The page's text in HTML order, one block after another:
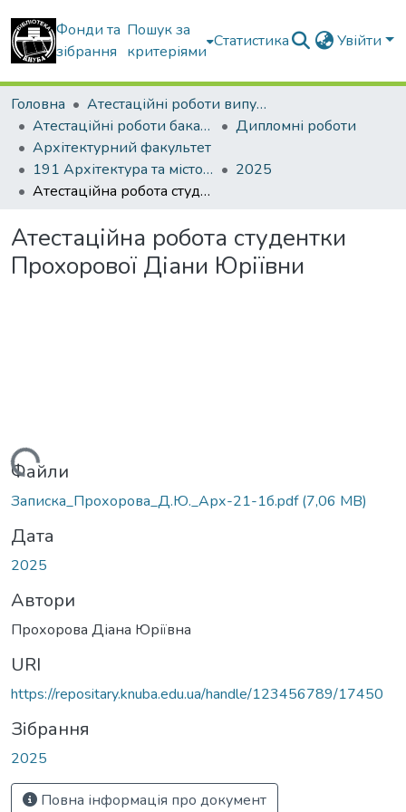
Фонди та
зібрання
Пошук за
критеріями
Статистика Увійти
Головна
Атестаційні роботи випускників
Атестаційні роботи бакалаврів
Дипломні роботи
Архітектурний факультет
191 Архітектура та містобудування
2025
Атестаційна робота студентки Прохорової Діани Юріївни
Атестаційна робота студентки
Прохорової Діани Юріївни
Вантажиться...
Файли
Записка_Прохорова_Д.Ю._Арх-21-1б.pdf(7,06 MB)
Дата
2025
Автори
Прохорова Діана Юріївна
URI
https://repositary.knuba.edu.ua/handle/123456789/17450
Зібрання
2025
Повна інформація про документ